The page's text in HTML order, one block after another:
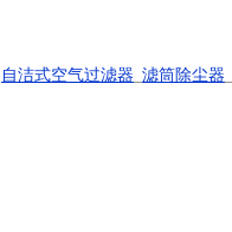
自洁式空气过滤器 滤筒除尘器